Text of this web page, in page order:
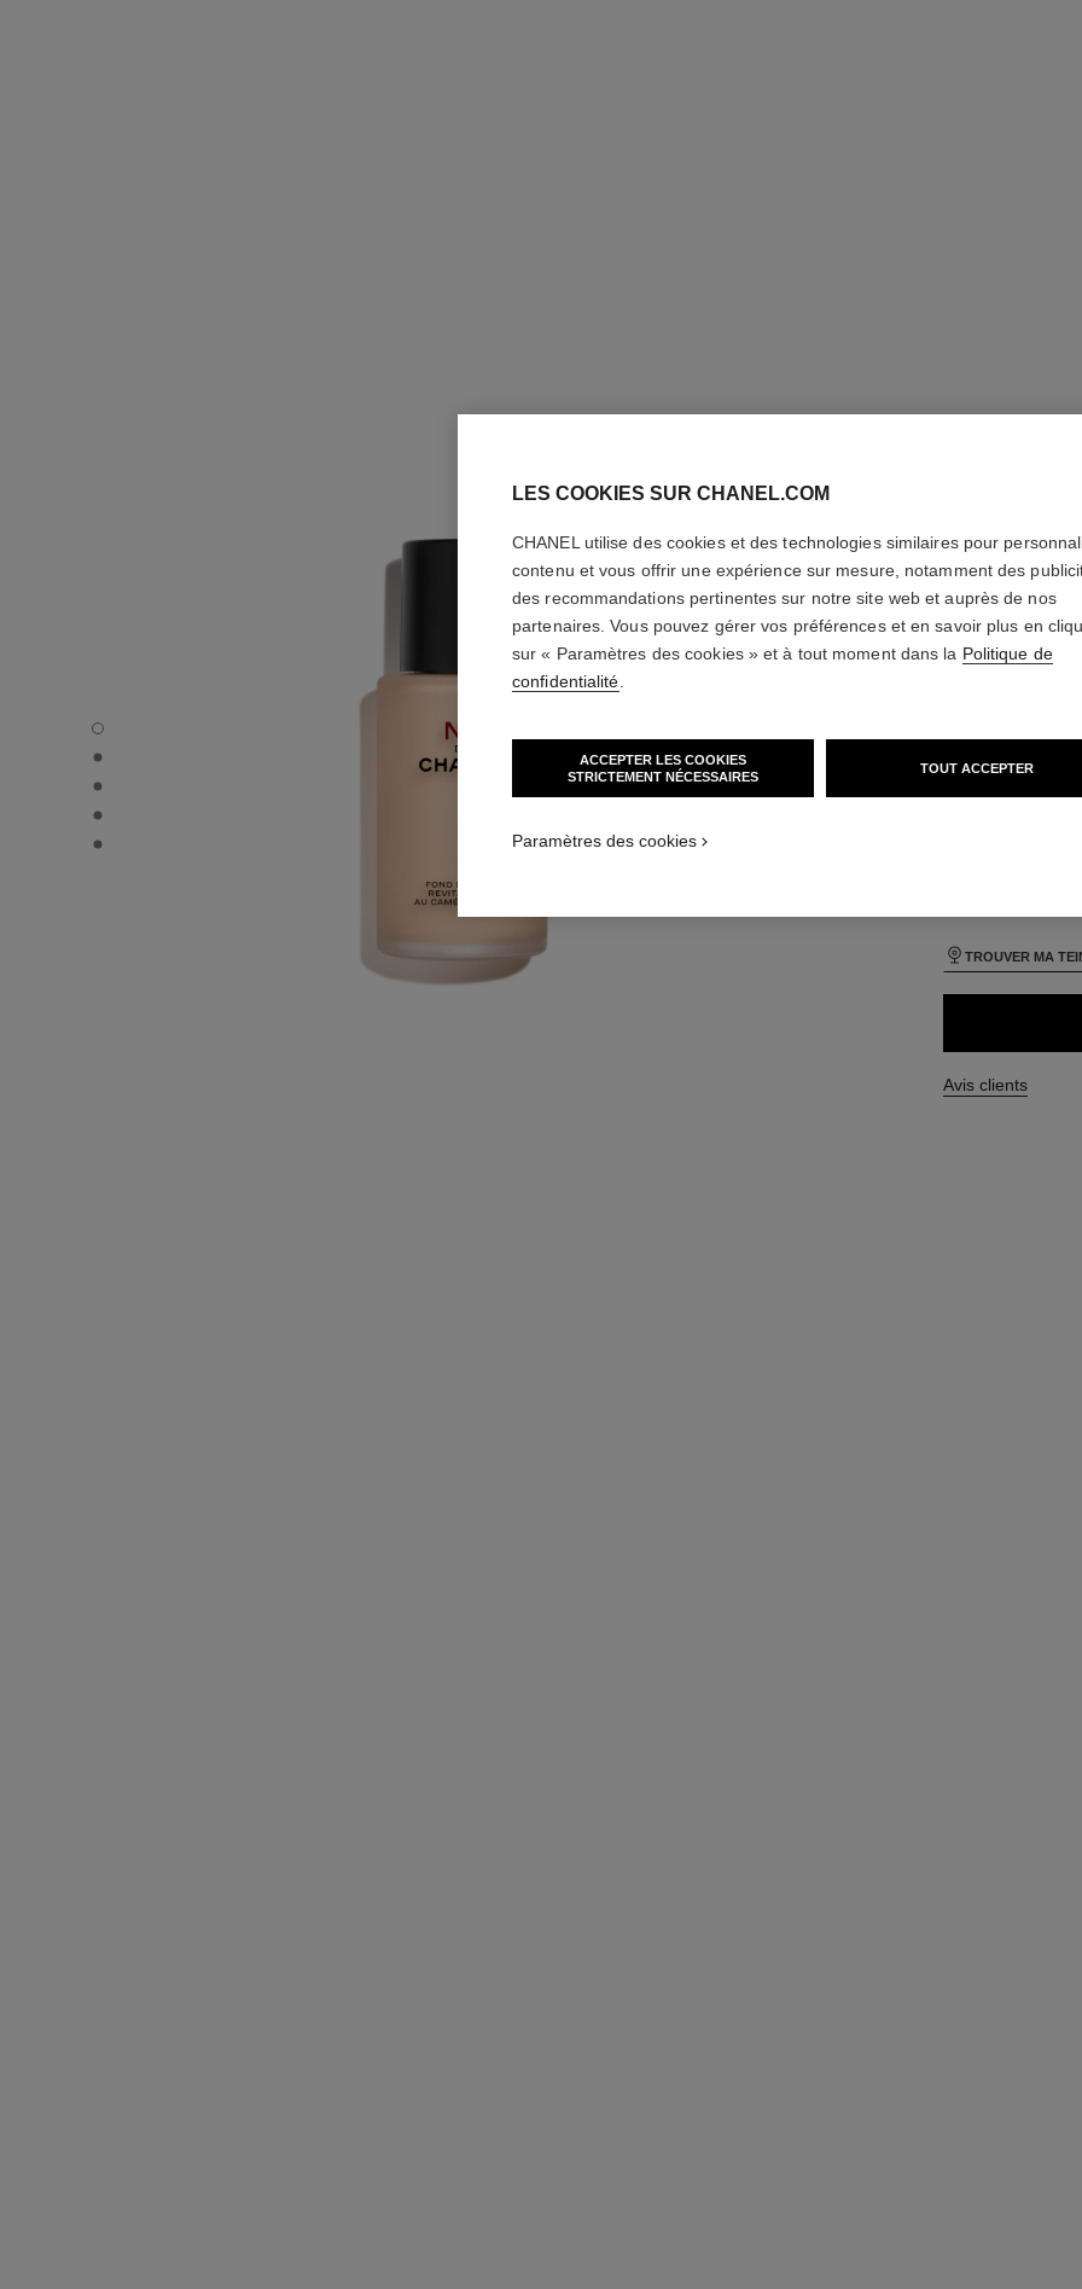
N°1 DE CHANEL FOND DE TEINT REVITALISANT - Vue par défaut
N°1 DE CHANEL FOND DE TEINT REVITALISANT - Vue alternative 1
N°1 DE CHANEL FOND DE TEINT REVITALISANT - Vue basique texture
N°1 DE CHANEL FOND DE TEINT REVITALISANT - product.packShot.APPLICATION_VISUAL_1
N°1 DE CHANEL FOND DE TEINT REVITALISANT - product.packShot.APPLICATION_VISUAL_2
N°1 DE
TEINT
Illumine – Hydrate
En savoir plus
Réf. 145763
82 CHF
TROUVER MA
Avis clients
LES COOKIES SUR CHANEL.COM
CHANEL utilise des cookies et des technologies similaires pour
contenu et vous offrir une expérience sur mesure, notamment des
des recommandations pertinentes sur notre site web et auprès de nos
partenaires. Vous pouvez gérer vos préférences et en savoir plus en
sur « Paramètres des cookies » et à tout moment dans la Politique de
confidentialité
ACCEPTER LES COOKIES
STRICTEMENT NÉCESSAIRES
TOUT ACCEPTER
Paramètres des cookies